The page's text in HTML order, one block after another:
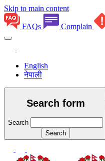
Skip to main content
FAQs Complain
English
नेपाली
Search form
Search